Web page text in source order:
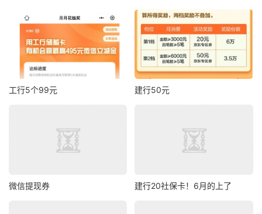
工行5个99元 建行50元
微信提现券 建行20社保卡！6月的上了